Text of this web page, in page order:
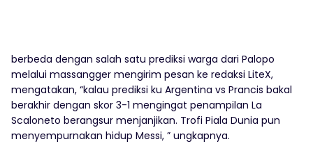
berbeda dengan salah satu prediksi warga dari Palopo
melalui massangger mengirim pesan ke redaksi LiteX,
mengatakan, “kalau prediksi ku Argentina vs Prancis bakal
berakhir dengan skor 3-1 mengingat penampilan La
Scaloneto berangsur menjanjikan. Trofi Piala Dunia pun
menyempurnakan hidup Messi, ” ungkapnya.